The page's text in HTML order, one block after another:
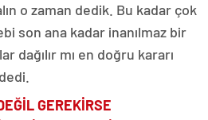
o zaman dedik. Bu kadar çok
son ana kadar inanılmaz bir
dağılır mı en doğru kararı
GEREKİRSE